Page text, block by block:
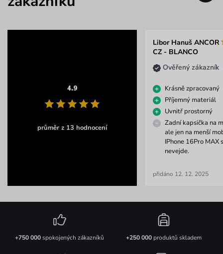
4.9
průměr z 13 hodnocení
Libor Hanuš ANCOR
CZ - BLANCO
Ověřený zákazník
Krásně zpracovaný
Příjemný materiál
Uvnitř prostorný
Zadní kapsička na
ale jen na menší
IPhone 16Pro MAX
nevejde.
přidáno 12. 12. 2025
+750 000spokojených zákazníků +250 000produktů skladem